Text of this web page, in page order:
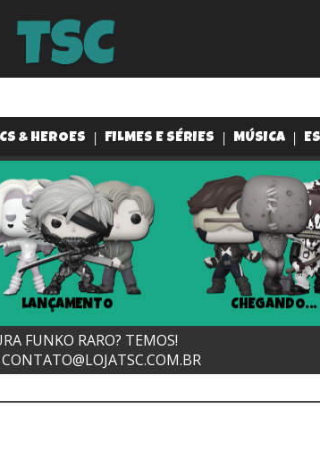
& HEROES FILMES E SÉRIES MÚSICA
LANÇAMENTO CHEGANDO...
FUNKO RARO? TEMOS!
CONTATO@LOJATSC.COM.BR